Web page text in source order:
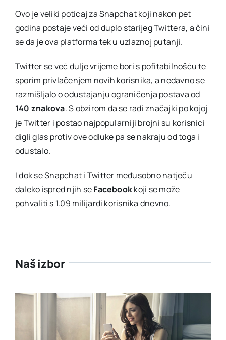
Ovo je veliki poticaj za Snapchat koji nakon pet
godina postaje veći od duplo starijeg Twittera, a čini
se da je ova platforma tek u uzlaznoj putanji.
Twitter se već dulje vrijeme bori s pofitabilnošću te
sporim privlačenjem novih korisnika, a nedavno se
razmišljalo o odustajanju ograničenja postava od
140 znakova. S obzirom da se radi značajki po kojoj
je Twitter i postao najpopularniji brojni su korisnici
digli glas protiv ove odluke pa se nakraju od toga i
odustalo.
I dok se Snapchat i Twitter međusobno natječu
daleko ispred njih seFacebookkoji se može
pohvaliti s 1.09 milijardi korisnika dnevno.
Naš izbor